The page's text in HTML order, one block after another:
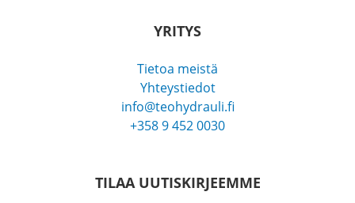
YRITYS
Tietoa meistä
Yhteystiedot
info@teohydrauli.fi
+358 9 452 0030
TILAA UUTISKIRJEEMME